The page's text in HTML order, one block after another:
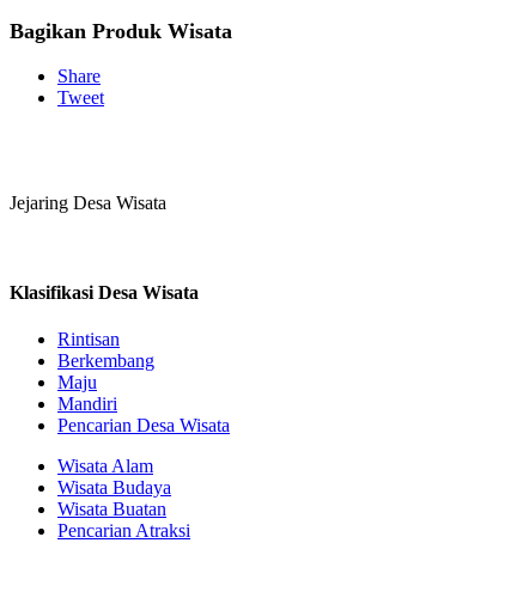
Bagikan Produk Wisata
Share
Tweet
Jejaring Desa Wisata
Klasifikasi Desa Wisata
Rintisan
Berkembang
Maju
Mandiri
Pencarian Desa Wisata
Wisata Alam
Wisata Budaya
Wisata Buatan
Pencarian Atraksi